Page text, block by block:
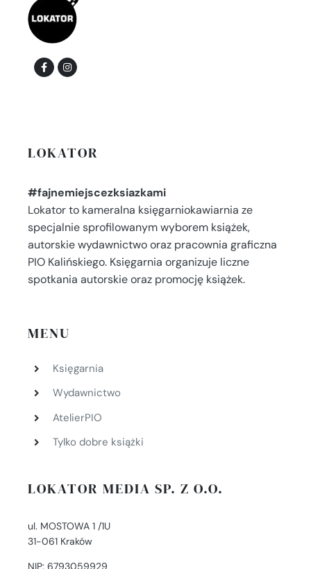
LOKATOR
#fajnemiejscezksiazkami
Lokator to kameralna księgarniokawiarnia ze
specjalnie sprofilowanym wyborem książek,
autorskie wydawnictwo oraz pracownia graficzna
PIO Kalińskiego. Księgarnia organizuje liczne
spotkania autorskie oraz promocję książek.
MENU
Księgarnia
Wydawnictwo
AtelierPIO
Tylko dobre książki
LOKATOR MEDIA SP. Z O.O.
ul. MOSTOWA 1 /1U
31-061 Kraków
NIP: 6793059929